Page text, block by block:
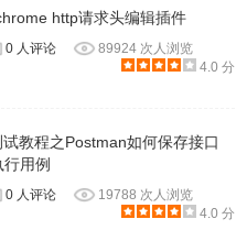
。在页面顶部，检查
者模式下方的立即更新扩展
http请求头编辑插件
0 人评论
89924 次人浏览
4.0 分
教程之Postman如何保存接口
用例
0 人评论
19788 次人浏览
4.0 分